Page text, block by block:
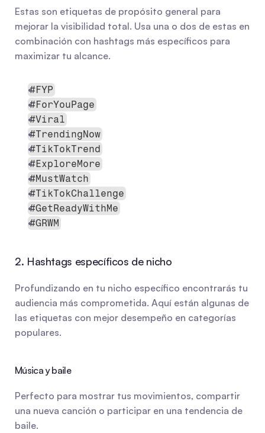
Estas son etiquetas de propósito general para
mejorar la visibilidad total. Usa una o dos de estas en
combinación con hashtags más específicos para
maximizar tu alcance.
#FYP
#ForYouPage
#Viral
#TrendingNow
#TikTokTrend
#ExploreMore
#MustWatch
#TikTokChallenge
#GetReadyWithMe
#GRWM
2. Hashtags específicos de nicho
Profundizando en tu nicho específico encontrarás tu
audiencia más comprometida. Aquí están algunas de
las etiquetas con mejor desempeño en categorías
populares.
Música y baile
Perfecto para mostrar tus movimientos, compartir
una nueva canción o participar en una tendencia de
baile.